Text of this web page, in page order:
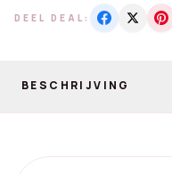
DEEL DEAL:
BESCHRIJVING